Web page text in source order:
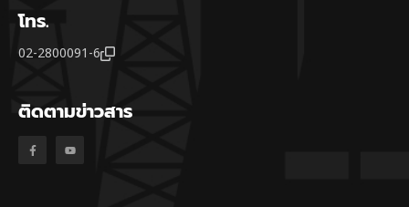
โทร.
02-2800091-6
ติดตามข่าวสาร